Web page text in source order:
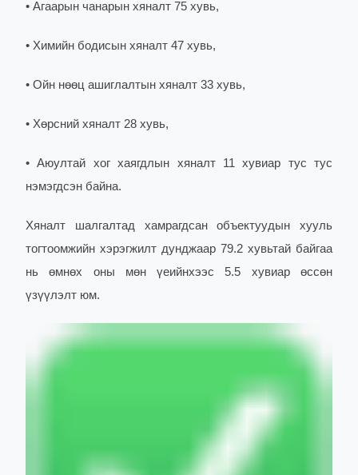
• Агаарын чанарын хяналт 75 хувь,
• Химийн бодисын хяналт 47 хувь,
• Ойн нөөц ашиглалтын хяналт 33 хувь,
• Хөрсний хяналт 28 хувь,
• Аюултай хог хаягдлын хяналт 11 хувиар тус тус
нэмэгдсэн байна.
Хяналт шалгалтад хамрагдсан объектуудын хууль
тогтоомжийн хэрэгжилт дунджаар 79.2 хувьтай байгаа
нь өмнөх оны мөн үеийнхээс 5.5 хувиар өссөн
үзүүлэлт юм.